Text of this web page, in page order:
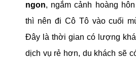
ngon, ngắm cảnh hoàng
thì nên đi Cô Tô vào cuối
Đây là thời gian có lượng
dịch vụ rẻ hơn, du khách sẽ